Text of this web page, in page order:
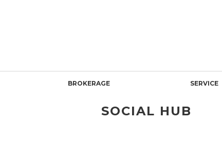
BROKERAGE SERVICE
SOCIAL HUB